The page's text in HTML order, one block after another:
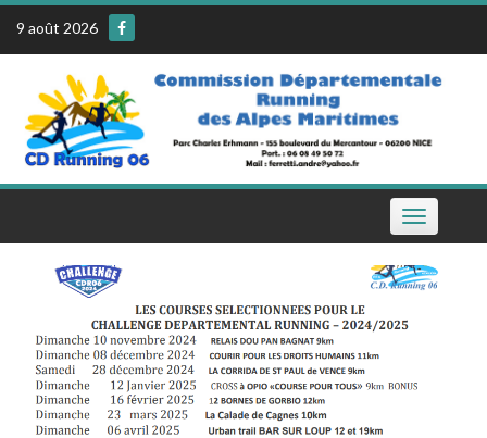
Skip
content
9 août 2026
Toggle
navigation